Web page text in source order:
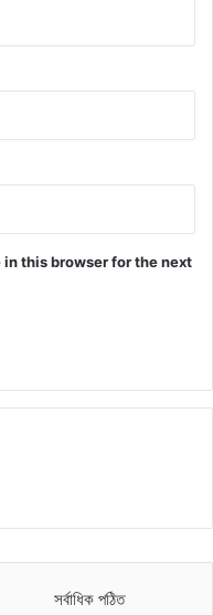
this browser for the next
সর্বাধিক পঠিত